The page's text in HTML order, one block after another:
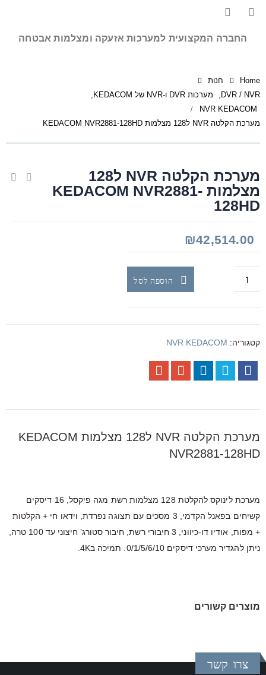
החברה המקצועית למערכות אזעקה ומצלמות אבטחה
Home
חנות
DVR / NVR
, מערכות DVR ו-NVR של KEDACOM
,
NVR KEDACOM
מערכת הקלטה NVR ל128 מצלמות KEDACOM NVR2881-128HD
מערכת הקלטה NVR ל128
מצלמות KEDACOM NVR2881-
128HD
₪42,514.00
הוספה לסל
קטגוריה: NVR KEDACOM
מערכת הקלטה NVR ל128 מצלמות KEDACOM
NVR2881-128HD
מערכת לינוקס להקלטת 128 מצלמות רשת מגה פיקסל, 16 דיסקים
קשיחים בפאנל הקדמי, 3 מסכים עם תצוגה נפרדת, וידאו חי + הקלטות
+ מפות, אודיו דו-כיווני, 3 חיבורי רשת, חיבור סטורג’ חיצוני עד 100 טרה,
ניתן להגדיר מערכי דיסקים 0/1/5/6/10. תמיכה ב4K.
מוצרים קשורים
צרו קשר